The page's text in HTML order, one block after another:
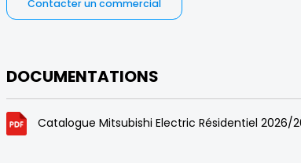
Contacter un commercial
DOCUMENTATIONS
Catalogue Mitsubishi Electric Résidentiel 2026/